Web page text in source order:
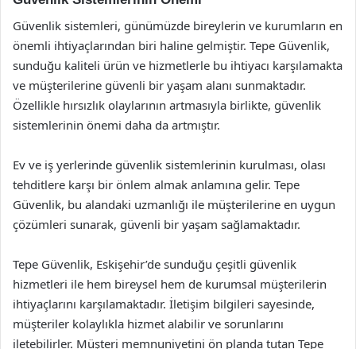
Güvenlik sistemleri, günümüzde bireylerin ve kurumların en
önemli ihtiyaçlarından biri haline gelmiştir. Tepe Güvenlik,
sunduğu kaliteli ürün ve hizmetlerle bu ihtiyacı karşılamakta
ve müşterilerine güvenli bir yaşam alanı sunmaktadır.
Özellikle hırsızlık olaylarının artmasıyla birlikte, güvenlik
sistemlerinin önemi daha da artmıştır.
Ev ve iş yerlerinde güvenlik sistemlerinin kurulması, olası
tehditlere karşı bir önlem almak anlamına gelir. Tepe
Güvenlik, bu alandaki uzmanlığı ile müşterilerine en uygun
çözümleri sunarak, güvenli bir yaşam sağlamaktadır.
Tepe Güvenlik, Eskişehir’de sunduğu çeşitli güvenlik
hizmetleri ile hem bireysel hem de kurumsal müşterilerin
ihtiyaçlarını karşılamaktadır. İletişim bilgileri sayesinde,
müşteriler kolaylıkla hizmet alabilir ve sorunlarını
iletebilirler. Müşteri memnuniyetini ön planda tutan Tepe